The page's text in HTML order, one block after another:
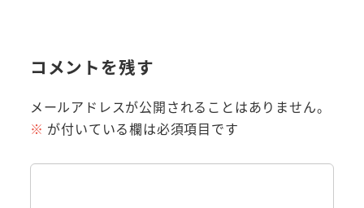
コメントを残す
メールアドレスが公開されることはありません。
※ が付いている欄は必須項目です